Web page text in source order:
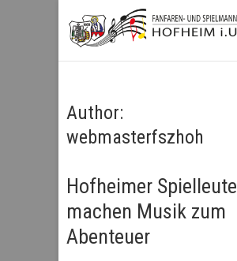
Fanfaren- und
Spielmannszug
Author:
webmasterfszhoh
Hofheimer Spielleute
machen Musik zum
Abenteuer